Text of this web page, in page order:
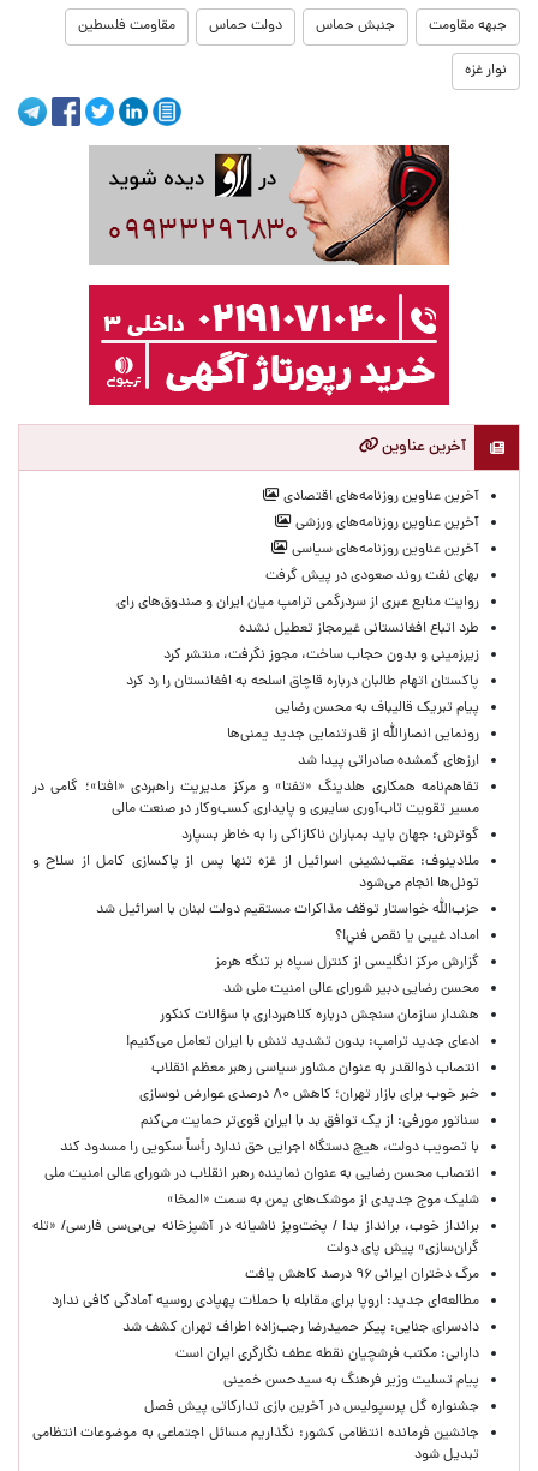
جبهه مقاومت جنبش حماس دولت حماس مقاومت فلسطین
نوار غزه
آخرین عناوین
آخرین عناوین روزنامه‌های اقتصادی
آخرین عناوین روزنامه‌های ورزشی
آخرین عناوین روزنامه‌های سیاسی
بهای نفت روند صعودی در پیش گرفت
روایت منابع عبری از سردرگمی ترامپ میان ایران و صندوق‌های رای
طرد اتباع افغانستانی غیرمجاز تعطیل نشده
زیرزمینی و بدون حجاب ساخت، مجوز نگرفت، منتشر کرد
پاکستان اتهام طالبان درباره قاچاق اسلحه به افغانستان را رد کرد
پیام تبریک قالیباف به محسن رضایی
رونمایی انصارالله از قدرتنمایی جدید یمنی‌ها
ارزهای گمشده صادراتی پیدا شد
تفاهم‌نامه همکاری هلدینگ «تفتا» و مرکز مدیریت راهبردی «افتا»؛ گامی در
مسیر تقویت تاب‌آوری سایبری و پایداری کسب‌وکار در صنعت مالی
گوترش: جهان باید بمباران ناکازاکی را به‌ خاطر بسپارد
ملادینوف: عقب‌نشینی اسرائیل از غزه تنها پس از پاکسازی کامل از سلاح و
تونل‌ها انجام می‌شود
حزب‌الله خواستار توقف مذاکرات مستقیم دولت لبنان با اسرائیل شد
امداد غیبی يا نقص فني!؟
گزارش مرکز انگلیسی از کنترل سپاه بر تنگه هرمز
محسن رضایی دبیر شورای عالی امنیت ملی شد
هشدار سازمان سنجش درباره کلاهبرداری با سؤالات کنکور
ادعای جدید ترامپ: بدون تشدید تنش با ایران تعامل می‌کنیم!
انتصاب ذوالقدر به عنوان مشاور سیاسی رهبر معظم انقلاب
خبر خوب برای بازار تهران؛ کاهش ۸۰ درصدی عوارض نوسازی
سناتور مورفی: از یک توافق بد با ایران قوی‌تر حمایت می‌کنم
با تصویب دولت، هیچ دستگاه اجرایی حق ندارد رأساً سکویی را مسدود کند
انتصاب محسن رضایی به عنوان نماینده رهبر انقلاب در شورای عالی امنیت ملی
شلیک موج جدیدی از موشک‌های یمن به سمت «المخا»
برانداز خوب، برانداز بد! / پخت‌وپز ناشیانه در آشپزخانه‌ بی‌بی‌سی فارسی/ «تله
گران‌سازی» پیش پای دولت
مرگ دختران ایرانی ۹۶ درصد کاهش یافت
مطالعه‌ای جدید: اروپا برای مقابله با حملات پهپادی روسیه آمادگی کافی ندارد
دادسرای جنایی: پیکر حمیدرضا رجب‌زاده اطراف تهران کشف شد
دارابی: مکتب فرشچیان نقطه عطف نگارگری ایران است
پیام تسلیت وزیر فرهنگ به سیدحسن خمینی
جشنواره گل پرسپولیس در آخرین بازی تدارکاتی پیش فصل
جانشین فرمانده انتظامی کشور: نگذاریم مسائل اجتماعی به موضوعات انتظامی
تبدیل شود